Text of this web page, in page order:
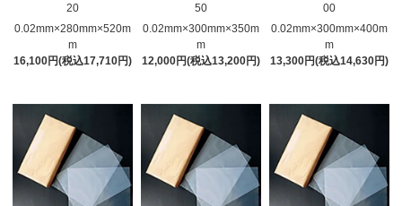
20
0.02mm×280mm×520m
m
16,100円(税込17,710円)
50
0.02mm×300mm×350m
m
12,000円(税込13,200円)
00
0.02mm×300mm×400m
m
13,300円(税込14,630円)